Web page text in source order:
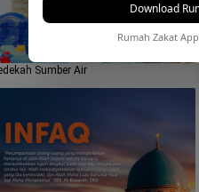
Download
Rumah Zakat
Sumber Air